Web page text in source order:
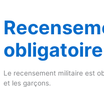
obligatoire
Le recensement militaire est
et les garçons.